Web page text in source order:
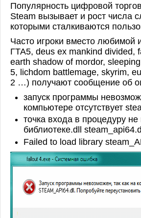
Популярность цифровой
Steam вызывает и рост числа
которыми сталкиваются
Часто игроки вместо любимой
ГТА5, deus ex mankind divided,
earth shadow of mordor,
5, lichdom battlemage, skyrim,
2 …) получают сообщение об
запуск программы
компьютере отсутствует
точка входа в процедуру
библиотеке.dll
Failed to load library